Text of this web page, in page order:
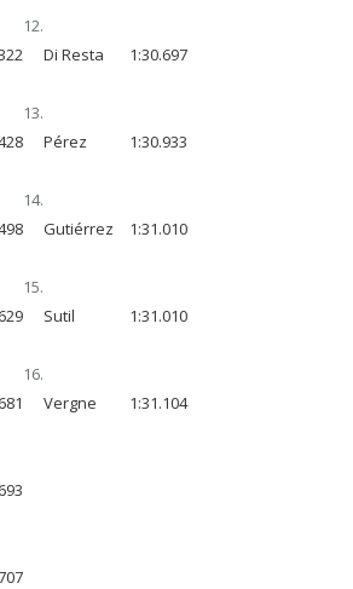
12.
Di Resta
1:30.697
13.
Pérez
1:30.933
14.
Gutiérrez
1:31.010
15.
Sutil
1:31.010
16.
Vergne
1:31.104